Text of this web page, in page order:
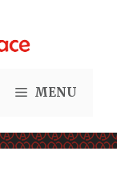
MENU